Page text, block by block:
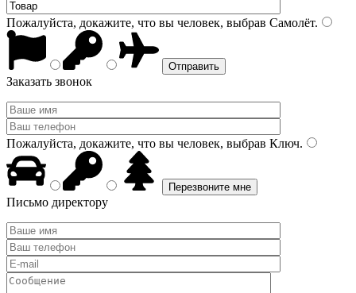
Пожалуйста, докажите, что вы человек, выбрав Самолёт.
Заказать звонок
Пожалуйста, докажите, что вы человек, выбрав Ключ.
Письмо директору